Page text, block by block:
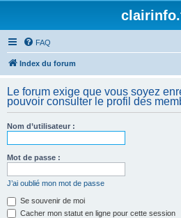
FAQ
Index du forum
Le forum exige que vous soyez
pouvoir consulter le profil des
Nom d’utilisateur :
Mot de passe :
J’ai oublié mon mot de passe
Se souvenir de moi
Cacher mon statut en ligne pour cette session